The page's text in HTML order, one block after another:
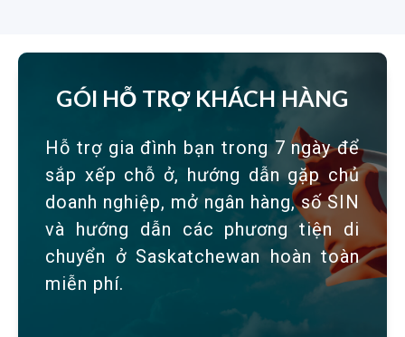
GÓI HỖ TRỢ KHÁCH HÀNG
Hỗ trợ gia đình bạn trong 7 ngày để
sắp xếp chỗ ở, hướng dẫn gặp chủ
doanh nghiệp, mở ngân hàng, số SIN
và hướng dẫn các phương tiện di
chuyển ở Saskatchewan hoàn toàn
miễn phí.